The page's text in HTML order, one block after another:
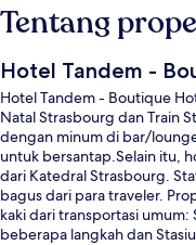
Tentang
Hotel Tandem -
Hotel Tandem - Boutique
Natal Strasbourg dan Train
dengan minum di bar/
untuk bersantap.Selain itu,
dari Katedral Strasbourg.
bagus dari para traveler.
kaki dari transportasi umum:
beberapa langkah dan